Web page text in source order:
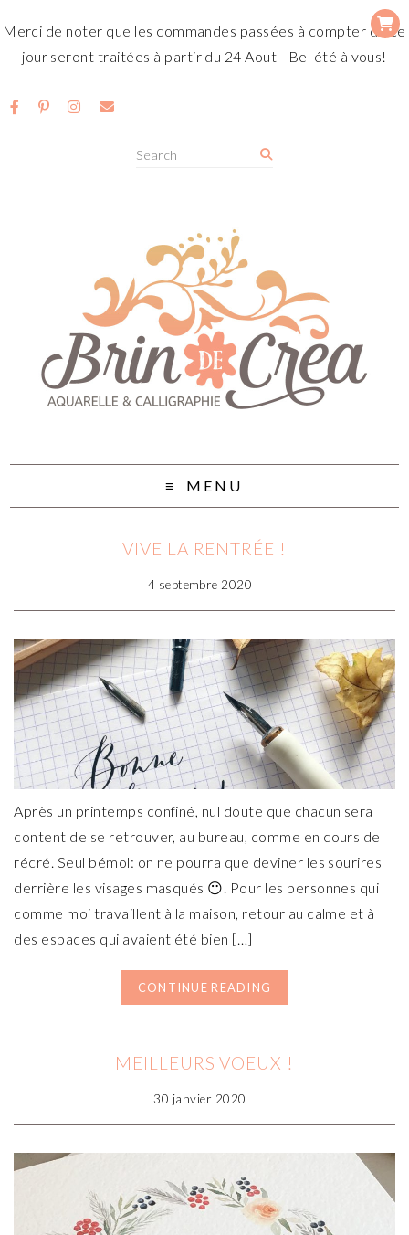
Merci de noter que les commandes passées à compter de ce
jour seront traitées à partir du 24 Aout - Bel été à vous!
MENU
VIVE LA RENTRÉE !
4 septembre 2020
Après un printemps confiné, nul doute que chacun sera
content de se retrouver, au bureau, comme en cours de
récré. Seul bémol: on ne pourra que deviner les sourires
derrière les visages masqués 😶. Pour les personnes qui
comme moi travaillent à la maison, retour au calme et à
des espaces qui avaient été bien […]
CONTINUE READING
MEILLEURS VOEUX !
30 janvier 2020